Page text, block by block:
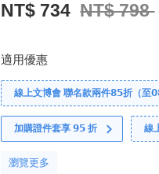
NT$ 734 NT$ 798
適用優惠
線上文博會 聯名款兩件𝟴𝟱折（至
加購證件套享 𝟵𝟱 折 線
瀏覽更多